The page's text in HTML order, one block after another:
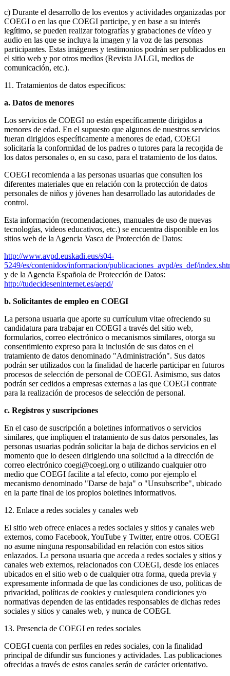
c) Durante el desarrollo de los eventos y actividades organizadas por
COEGI o en las que COEGI participe, y en base a su interés
legítimo, se pueden realizar fotografías y grabaciones de vídeo y
audio en las que se incluya la imagen y la voz de las personas
participantes. Estas imágenes y testimonios podrán ser publicados en
el sitio web y por otros medios (Revista JALGI, medios de
comunicación, etc.).
11. Tratamientos de datos específicos:
a. Datos de menores
Los servicios de COEGI no están específicamente dirigidos a
menores de edad. En el supuesto que algunos de nuestros servicios
fueran dirigidos específicamente a menores de edad, COEGI
solicitaría la conformidad de los padres o tutores para la recogida de
los datos personales o, en su caso, para el tratamiento de los datos.
COEGI recomienda a las personas usuarias que consulten los
diferentes materiales que en relación con la protección de datos
personales de niños y jóvenes han desarrollado las autoridades de
control.
Esta información (recomendaciones, manuales de uso de nuevas
tecnologías, videos educativos, etc.) se encuentra disponible en los
sitios web de la Agencia Vasca de Protección de Datos:
http://www.avpd.euskadi.eus/s04-
5249/es/contenidos/informacion/publicaciones_avpd/es_def/
y de la Agencia Española de Protección de Datos:
http://tudecideseninternet.es/aepd/
b. Solicitantes de empleo en COEGI
La persona usuaria que aporte su currículum vitae ofreciendo su
candidatura para trabajar en COEGI a través del sitio web,
formularios, correo electrónico o mecanismos similares, otorga su
consentimiento expreso para la inclusión de sus datos en el
tratamiento de datos denominado "Administración". Sus datos
podrán ser utilizados con la finalidad de hacerle participar en futuros
procesos de selección de personal de COEGI. Asimismo, sus datos
podrán ser cedidos a empresas externas a las que COEGI contrate
para la realización de procesos de selección de personal.
c. Registros y suscripciones
En el caso de suscripción a boletines informativos o servicios
similares, que impliquen el tratamiento de sus datos personales, las
personas usuarias podrán solicitar la baja de dichos servicios en el
momento que lo deseen dirigiendo una solicitud a la dirección de
correo electrónico coegi@coegi.org o utilizando cualquier otro
medio que COEGI facilite a tal efecto, como por ejemplo el
mecanismo denominado "Darse de baja" o "Unsubscribe", ubicado
en la parte final de los propios boletines informativos.
12. Enlace a redes sociales y canales web
El sitio web ofrece enlaces a redes sociales y sitios y canales web
externos, como Facebook, YouTube y Twitter, entre otros. COEGI
no asume ninguna responsabilidad en relación con estos sitios
enlazados. La persona usuaria que acceda a redes sociales y sitios y
canales web externos, relacionados con COEGI, desde los enlaces
ubicados en el sitio web o de cualquier otra forma, queda previa y
expresamente informada de que las condiciones de uso, políticas de
privacidad, políticas de cookies y cualesquiera condiciones y/o
normativas dependen de las entidades responsables de dichas redes
sociales y sitios y canales web, y nunca de COEGI.
13. Presencia de COEGI en redes sociales
COEGI cuenta con perfiles en redes sociales, con la finalidad
principal de difundir sus funciones y actividades. Las publicaciones
ofrecidas a través de estos canales serán de carácter orientativo.